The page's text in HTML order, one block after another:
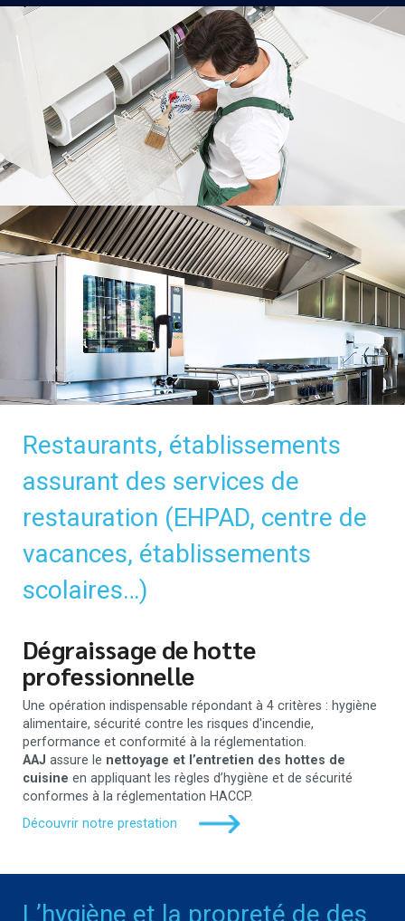
Restaurants, établissements
assurant des services de
restauration (EHPAD, centre de
vacances, établissements
scolaires…)
Dégraissage de hotte
professionnelle
Une opération indispensable répondant à 4 critères : hygiène
alimentaire, sécurité contre les risques d'incendie,
performance et conformité à la réglementation.
AAJ assure le nettoyage et l’entretien des hottes de
cuisine en appliquant les règles d’hygiène et de sécurité
conformes à la réglementation HACCP.
Découvrir notre prestation
L’hygiène et la propreté de des